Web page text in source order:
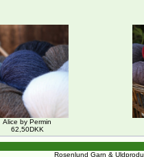
Alice by Permin
62,50DKK
Rosenlund Garn &